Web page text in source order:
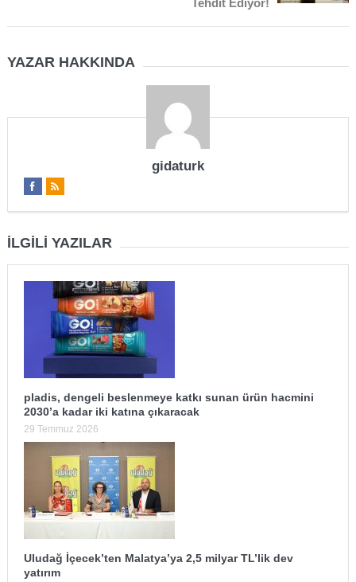
YAZAR HAKKINDA
gidaturk
İLGILI YAZILAR
pladis, dengeli beslenmeye katkı sunan ürün hacmini
2030’a kadar iki katına çıkaracak
29 Temmuz 2026
Uludağ İçecek’ten Malatya’ya 2,5 milyar TL’lik dev
yatırım